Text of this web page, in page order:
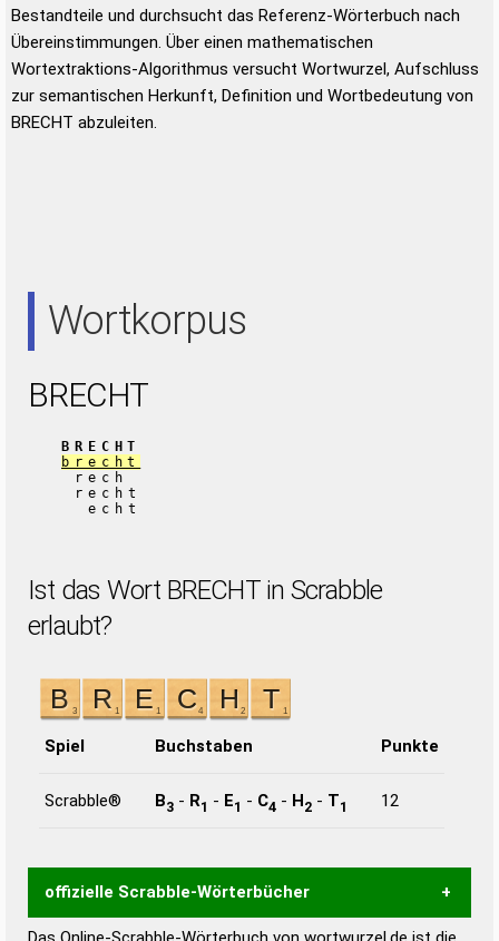
Bestandteile und durchsucht das Referenz-Wörterbuch nach
Übereinstimmungen. Über einen mathematischen
Wortextraktions-Algorithmus versucht Wortwurzel, Aufschluss
zur semantischen Herkunft, Definition und Wortbedeutung von
BRECHT abzuleiten.
Wortkorpus
BRECHT
BRECHT
brecht
rech
recht
echt
Ist das Wort BRECHT in Scrabble
erlaubt?
Spiel Buchstaben Punkte
Scrabble® B3 - R1 - E1 - C4 - H2 - T1 12
offizielle Scrabble-Wörterbücher